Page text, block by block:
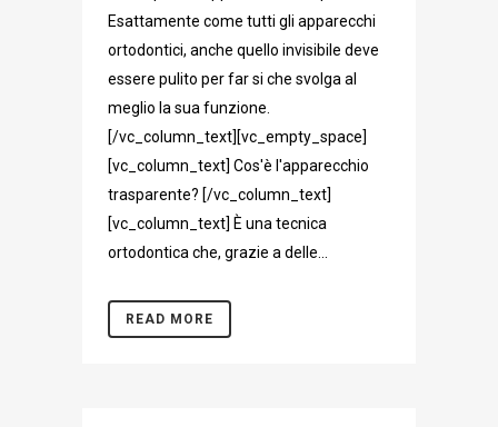
Esattamente come tutti gli apparecchi
ortodontici, anche quello invisibile deve
essere pulito per far si che svolga al
meglio la sua funzione.
[/vc_column_text][vc_empty_space]
[vc_column_text] Cos'è l'apparecchio
trasparente? [/vc_column_text]
[vc_column_text] È una tecnica
ortodontica che, grazie a delle...
READ MORE